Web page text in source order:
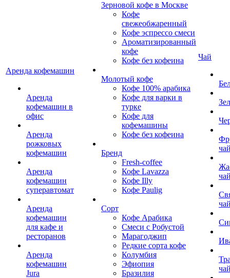
Аренда кофемашин
Аренда
кофемашин в
офис
Аренда
рожковых
кофемашин
Аренда
кофемашин
суперавтомат
Аренда
кофемашин
для кафе и
ресторанов
Аренда
кофемашин
Jura
Зерновой кофе в Москве
Кофе
свежеобжаренный
Кофе эспрессо смеси
Ароматизированный
кофе
Кофе без кофеина
Молотый кофе
Кофе 100% арабика
Кофе для варки в
турке
Кофе для
кофемашины
Кофе без кофеина
Бренд
Fresh-coffee
Кофе Lavazza
Кофе Illy
Кофе Paulig
Сорт
Кофе Арабика
Смеси с Робустой
Марагоджип
Редкие сорта кофе
Колумбия
Эфиопия
Бразилия
Чай